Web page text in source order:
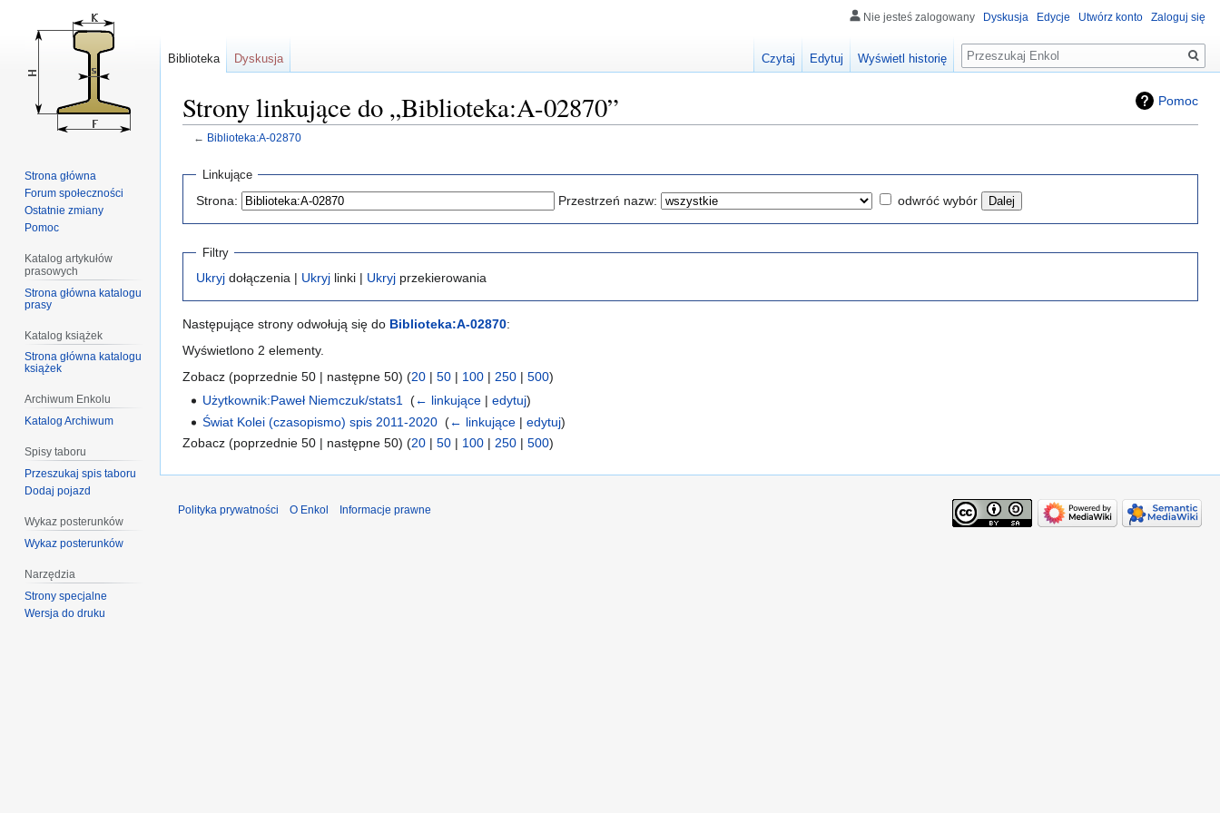
Pomoc
Strony linkujące do „Biblioteka:A-02870”
← Biblioteka:A-02870
Przejdź
nawigacji
Przejdź
wyszukiwania
Linkujące
Strona: Przestrzeń nazw: odwróć wybór
Filtry
Ukryj dołączenia | Ukryj linki | Ukryj przekierowania
Następujące strony odwołują się do Biblioteka:A-02870:
Wyświetlono 2 elementy.
Zobacz (poprzednie 50 | następne 50) (20 | 50 | 100 | 250 | 500)
Użytkownik:Paweł Niemczuk/stats1 ‎(← linkujące |edytuj)
Świat Kolei (czasopismo) spis 2011-2020 ‎(← linkujące |edytuj)
Zobacz (poprzednie 50 | następne 50) (20 | 50 | 100 | 250 | 500)
Nie jesteś zalogowany Dyskusja Edycje Utwórz konto Zaloguj się
Biblioteka Dyskusja Czytaj Edytuj Wyświetl historię
Szukaj
Strona główna
Forum społeczności
Ostatnie zmiany
Pomoc
Katalog artykułów
prasowych
Strona główna katalogu
prasy
Katalog książek
Strona główna katalogu
książek
Archiwum Enkolu
Katalog Archiwum
Spisy taboru
Przeszukaj spis taboru
Dodaj pojazd
Wykaz posterunków
Wykaz posterunków
Narzędzia
Strony specjalne
Wersja do druku
Polityka prywatności O Enkol Informacje prawne